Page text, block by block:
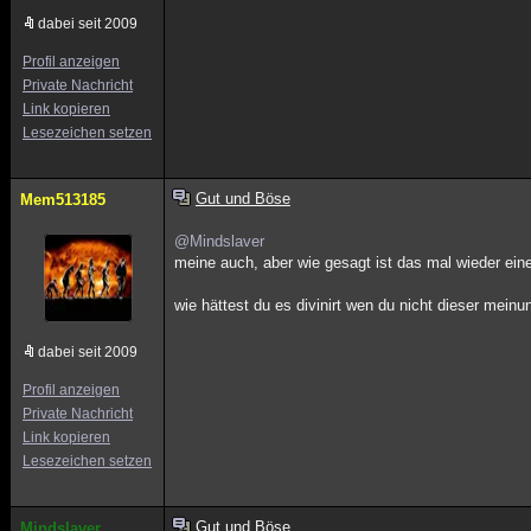
dabei seit 2009
Profil anzeigen
Private Nachricht
Link kopieren
Lesezeichen setzen
Mem513185
dabei seit 2009
Profil anzeigen
Private Nachricht
Link kopieren
Lesezeichen setzen
Gut und Böse
@Mindslaver
meine auch, aber wie gesagt ist das mal wieder
wie hättest du es divinirt wen du nicht dieser
Gut und Böse